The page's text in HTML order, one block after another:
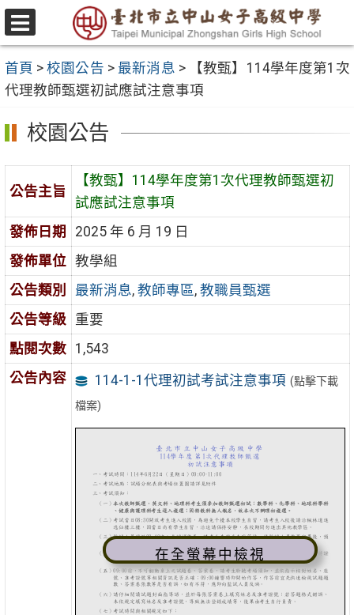
跳
至
要
內
容
區
選
單
首頁 >校園公告 > 最新消息 >
【教甄】114學年度第1次
代理教師甄選初試應試注意事項
校園公告
公告主旨
【教甄】114學年度第1次代理教師甄選初
試應試注意事項
發佈日期
2025 年 6 月 19 日
發佈單位 教學組
公告類別
最新消息, 教師專區, 教職員甄選
公告等級 重要
點閱次數 1,543
公告內容
114-1-1代理初試考試注意事項 (點擊下載
檔案)
在全螢幕中檢視